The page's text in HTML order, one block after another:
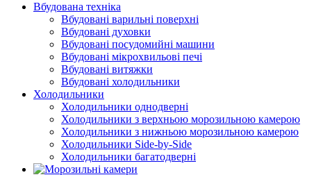
Вбудована техніка
Вбудовані варильні поверхні
Вбудовані духовки
Вбудовані посудомийні машини
Вбудовані мікрохвильові печі
Вбудовані витяжки
Вбудовані холодильники
Холодильники
Холодильники однодверні
Холодильники з верхньою морозильною камерою
Холодильники з нижньою морозильною камерою
Холодильники Side-by-Side
Холодильники багатодверні